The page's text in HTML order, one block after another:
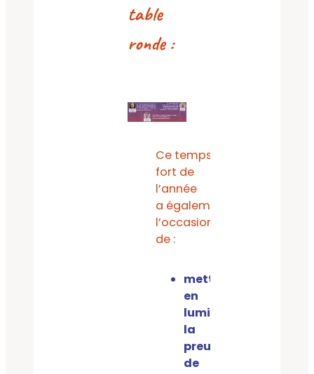
table
ronde :
Ce temps
fort de
l’année
a également été
l’occasion
de :
mettre
en
lumière
la
preuve
de